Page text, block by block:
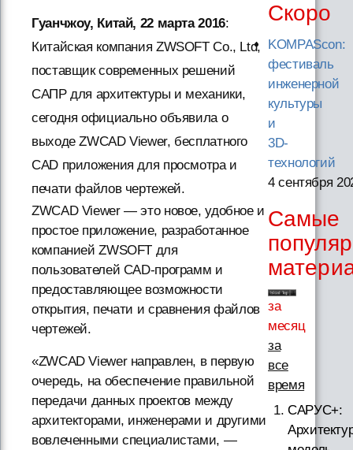
Гуанчжоу, Китай, 22 марта 2016:
Китайская компания ZWSOFT Co., Ltd,
поставщик современных решений
САПР для архитектуры и механики,
сегодня официально объявила о
выходе ZWCAD Viewer, бесплатного
CAD приложения для просмотра и
печати файлов чертежей.
ZWCAD Viewer — это новое, удобное и
простое приложение, разработанное
компанией ZWSOFT для
пользователей CAD-программ и
предоставляющее возможности
открытия, печати и сравнения файлов
чертежей.
«ZWCAD Viewer направлен, в первую
очередь, на обеспечение правильной
передачи данных проектов между
архитекторами, инженерами и другими
вовлеченными специалистами, —
Скоро
KOMPAScon:
фестиваль
инженерной
культуры
и
3D-
технологий
4 сентября
Самые
за
месяц
за
все
время
САРУС+: